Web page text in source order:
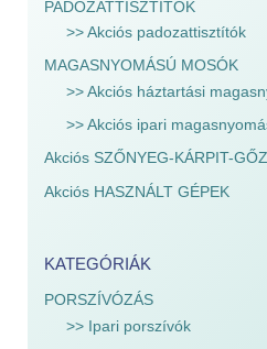
PADOZATTISZTÍTÓK
>> Akciós padozattisztítók
MAGASNYOMÁSÚ MOSÓK
>> Akciós háztartási
>> Akciós ipari
Akciós SZŐNYEG-KÁRPIT-
Akciós HASZNÁLT GÉPEK
KATEGÓRIÁK
PORSZÍVÓZÁS
>> Ipari porszívók